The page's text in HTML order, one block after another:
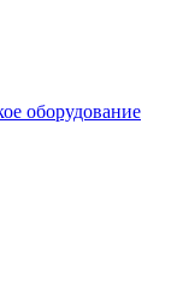
оборудование